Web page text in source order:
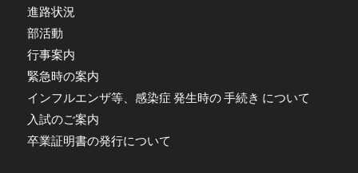
進路状況
部活動
行事案内
緊急時の案内
インフルエンザ等、感染症 発生時の 手続き について
入試のご案内
卒業証明書の発行について